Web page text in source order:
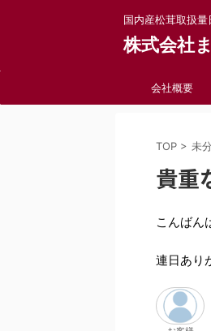
国内産松茸取扱
株式会社
会社概要
TOP > 未
貴重
こんばん
連日あり